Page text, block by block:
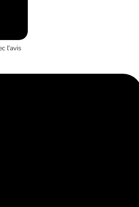
l'avis